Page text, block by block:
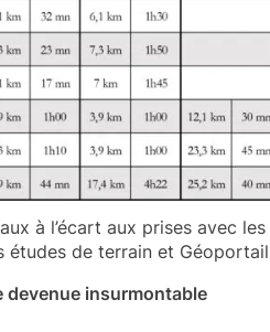
à l’écart aux prises avec
études de terrain et
devenue insurmontable